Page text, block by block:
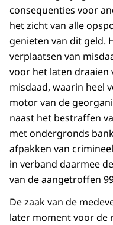
consequenties voor
het zicht van alle
genieten van dit geld.
verplaatsen van
voor het laten draaien
misdaad, waarin heel
motor van de
naast het bestraffen
met ondergronds
afpakken van
in verband daarmee
van de aangetroffen
De zaak van de
later moment voor de